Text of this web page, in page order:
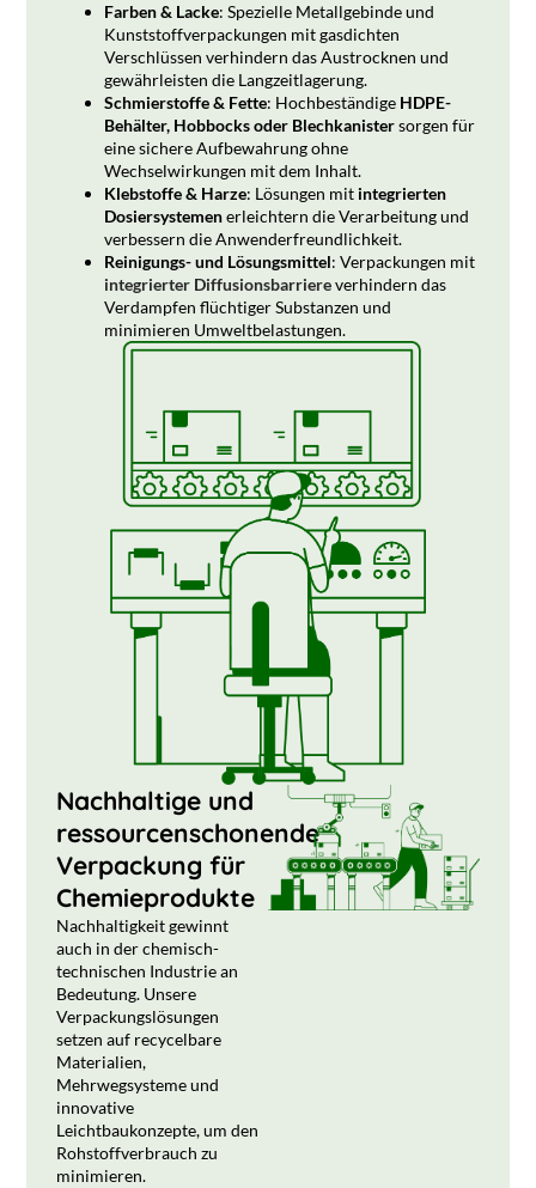
Farben & Lacke: Spezielle Metallgebinde und
Kunststoffverpackungen mit gasdichten
Verschlüssen verhindern das Austrocknen und
gewährleisten die Langzeitlagerung.
Schmierstoffe & Fette: Hochbeständige HDPE-
Behälter, Hobbocks oder Blechkanistersorgen für
eine sichere Aufbewahrung ohne
Wechselwirkungen mit dem Inhalt.
Klebstoffe & Harze: Lösungen mit integrierten
Dosiersystemenerleichtern die Verarbeitung und
verbessern die Anwenderfreundlichkeit.
Reinigungs- und Lösungsmittel: Verpackungen mit
integrierter Diffusionsbarriereverhindern das
Verdampfen flüchtiger Substanzen und
minimieren Umweltbelastungen.
Nachhaltige und
ressourcenschonende
Verpackung für
Chemieprodukte
Nachhaltigkeit gewinnt
auch in der chemisch-
technischen Industrie an
Bedeutung. Unsere
Verpackungslösungen
setzen auf recycelbare
Materialien,
Mehrwegsysteme und
innovative
Leichtbaukonzepte, um den
Rohstoffverbrauch zu
minimieren.